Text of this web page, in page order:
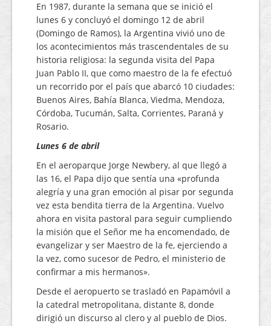
En 1987, durante la semana que se inició el
lunes 6 y concluyó el domingo 12 de abril
(Domingo de Ramos), la Argentina vivió uno de
los acontecimientos más trascendentales de su
historia religiosa: la segunda visita del Papa
Juan Pablo II, que como maestro de la fe efectuó
un recorrido por el país que abarcó 10 ciudades:
Buenos Aires, Bahía Blanca, Viedma, Mendoza,
Córdoba, Tucumán, Salta, Corrientes, Paraná y
Rosario.
Lunes 6 de abril
En el aeroparque Jorge Newbery, al que llegó a
las 16, el Papa dijo que sentía una «profunda
alegría y una gran emoción al pisar por segunda
vez esta bendita tierra de la Argentina. Vuelvo
ahora en visita pastoral para seguir cumpliendo
la misión que el Señor me ha encomendado, de
evangelizar y ser Maestro de la fe, ejerciendo a
la vez, como sucesor de Pedro, el ministerio de
confirmar a mis hermanos».
Desde el aeropuerto se trasladó en Papamóvil a
la catedral metropolitana, distante 8, donde
dirigió un discurso al clero y al pueblo de Dios.